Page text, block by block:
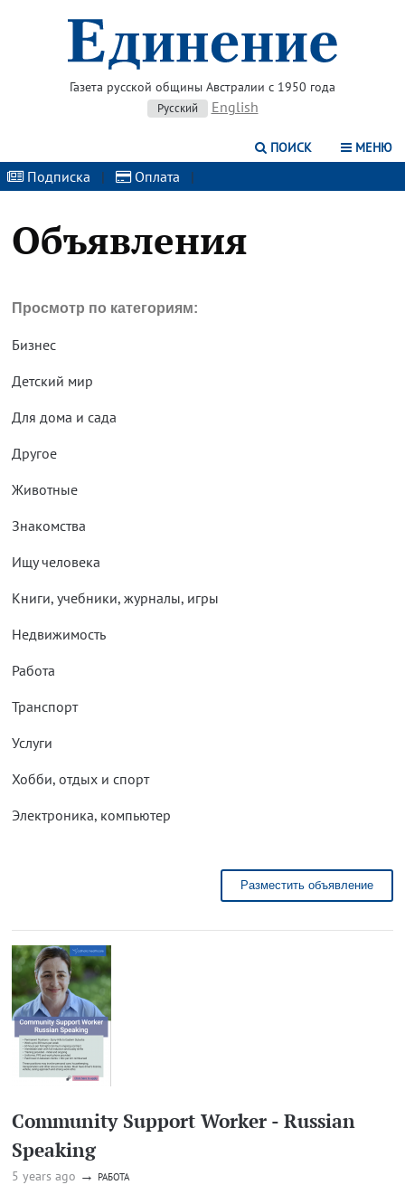
Газета русской общины Австралии с 1950 года
Русский English
ПОИСК МЕНЮ
Подписка | Оплата |
Объявления
Просмотр по категориям:
Бизнес
Детский мир
Для дома и сада
Другое
Животные
Знакомства
Ищу человека
Книги, учебники, журналы, игры
Недвижимость
Работа
Транспорт
Услуги
Хобби, отдых и спорт
Электроника, компьютер
Разместить объявление
Community Support Worker - Russian
Speaking
5 years ago → РАБОТА